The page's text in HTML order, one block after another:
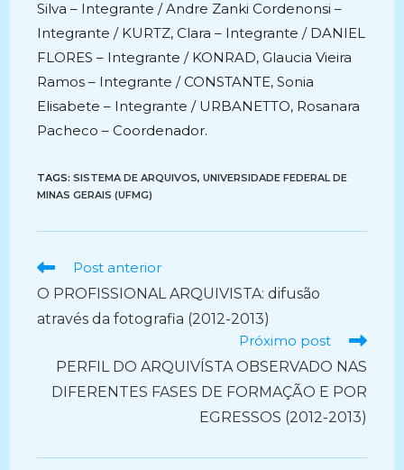
Silva – Integrante / Andre Zanki Cordenonsi –
Integrante / KURTZ, Clara – Integrante / DANIEL
FLORES – Integrante / KONRAD, Glaucia Vieira
Ramos – Integrante / CONSTANTE, Sonia
Elisabete – Integrante / URBANETTO, Rosanara
Pacheco – Coordenador.
TAGS:SISTEMA DE ARQUIVOS, UNIVERSIDADE FEDERAL DE
MINAS GERAIS (UFMG)
Ler
artigos
Post anterior
O PROFISSIONAL ARQUIVISTA: difusão
através da fotografia (2012-2013)
Próximo post
PERFIL DO ARQUIVÍSTA OBSERVADO NAS
DIFERENTES FASES DE FORMAÇÃO E POR
EGRESSOS (2012-2013)